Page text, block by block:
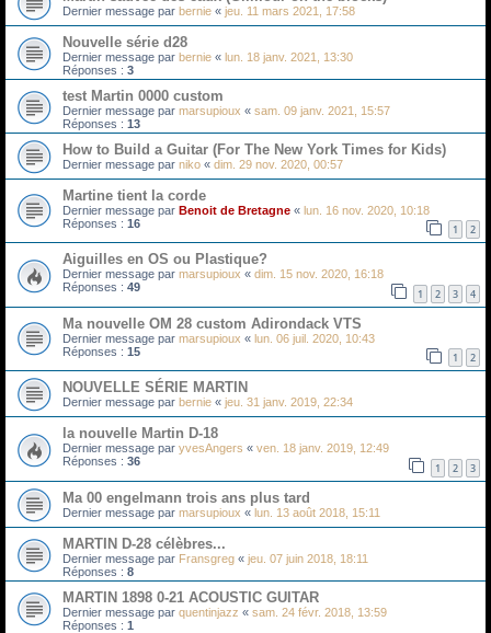
Dernier message par bernie « jeu. 11 mars 2021, 17:58
Nouvelle série d28
Dernier message par bernie « lun. 18 janv. 2021, 13:30
Réponses : 3
test Martin 0000 custom
Dernier message par marsupioux « sam. 09 janv. 2021, 15:57
Réponses : 13
How to Build a Guitar (For The New York Times for Kids)
Dernier message par niko « dim. 29 nov. 2020, 00:57
Martine tient la corde
Dernier message par Benoit de Bretagne « lun. 16 nov. 2020, 10:18
Réponses : 16 1 2
Aiguilles en OS ou Plastique?
Dernier message par marsupioux « dim. 15 nov. 2020, 16:18
Réponses : 49 1 2 3 4
Ma nouvelle OM 28 custom Adirondack VTS
Dernier message par marsupioux « lun. 06 juil. 2020, 10:43
Réponses : 15 1 2
NOUVELLE SÉRIE MARTIN
Dernier message par bernie « jeu. 31 janv. 2019, 22:34
la nouvelle Martin D-18
Dernier message par yvesAngers « ven. 18 janv. 2019, 12:49
Réponses : 36 1 2 3
Ma 00 engelmann trois ans plus tard
Dernier message par marsupioux « lun. 13 août 2018, 15:11
MARTIN D-28 célèbres...
Dernier message par Fransgreg « jeu. 07 juin 2018, 18:11
Réponses : 8
MARTIN 1898 0-21 ACOUSTIC GUITAR
Dernier message par quentinjazz « sam. 24 févr. 2018, 13:59
Réponses : 1